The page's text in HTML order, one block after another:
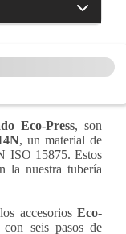
Eco-Press, son
, un material de
ISO 15875. Estos
la nuestra tubería
accesoriosEco-
seis pasos de